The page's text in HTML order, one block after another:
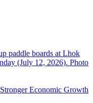
Economic Growth